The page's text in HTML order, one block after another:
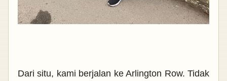
Dari situ, kami berjalan ke Arlington Row. Tidak